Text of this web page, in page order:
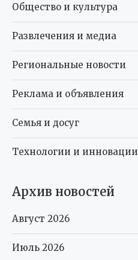
Общество и культура
Развлечения и медиа
Региональные новости
Реклама и объявления
Семья и досуг
Технологии и инновации
Архив новостей
Август 2026
Июль 2026